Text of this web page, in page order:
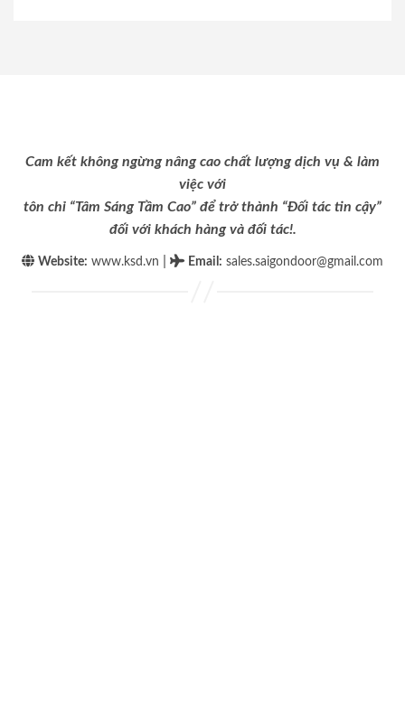
Cam kết không ngừng nâng cao chất lượng dịch vụ & làm
việc với
tôn chỉ “Tâm Sáng Tầm Cao” để trở thành “Đối tác tin cậy”
đối với khách hàng và đối tác!.
Website: www.ksd.vn Email : sales.saigondoor@gmail.com